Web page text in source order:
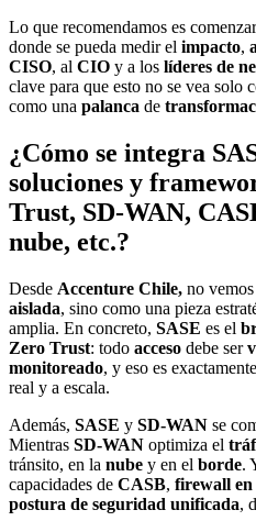
Lo que recomendamos es
donde se pueda medir el impacto,
CISO, al CIO y a los líderes de
clave para que esto no se vea solo
como una palanca de
¿Cómo se integra
soluciones y
Trust, SD-WAN,
nube, etc.?
Desde Accenture Chile, no vemos
aislada, sino como una pieza
amplia. En concreto, SASE es el
Zero Trust: todo acceso debe ser
monitoreado, y eso es
real y a escala.
Además, SASE y SD-WAN se
Mientras SD-WAN optimiza el
tránsito, en la nube y en el borde.
capacidades de CASB, firewall en
postura de seguridad unificada,